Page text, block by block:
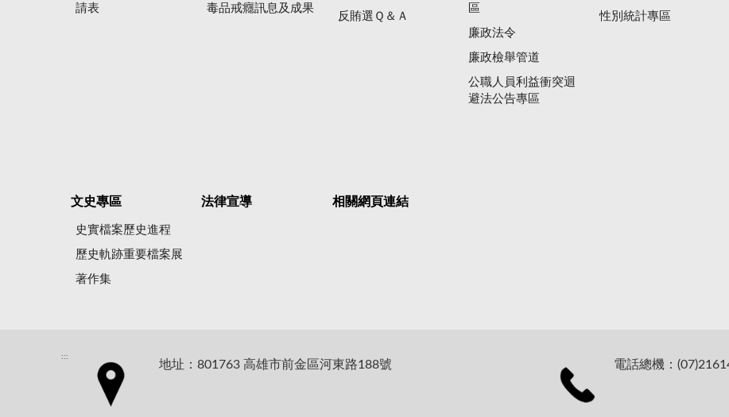
請表
毒品戒癮訊息及成果
反賄選Ｑ＆Ａ
區
廉政法令
廉政檢舉管道
公職人員利益衝突迴
避法公告專區
性別統計專區
文史專區
史實檔案歷史進程
歷史軌跡重要檔案展
著作集
法律宣導 相關網頁連結
:::
地址：801763 高雄市前金區河東路188號 電話總機：